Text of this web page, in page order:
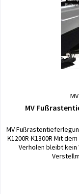
MV
MV
K1200R-K1300R Mit
Verholen bleibt kein